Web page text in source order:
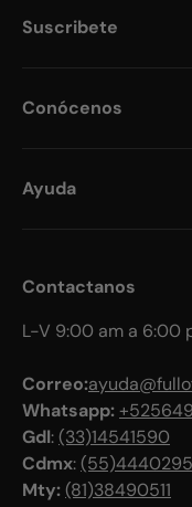
Suscribete
Conócenos
Ayuda
Contactanos
L-V 9:00 am a 6:00
Correo:
Whatsapp:
Gdl: (33)14541590
Cdmx:
Mty: (81)38490511